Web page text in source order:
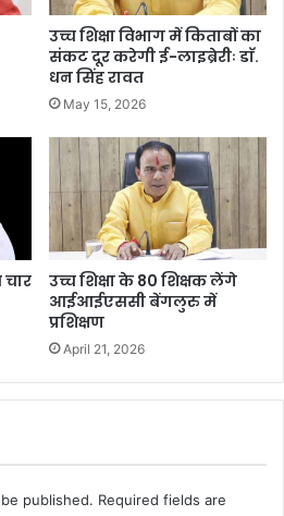
उच्च शिक्षा विभाग में किताबों का
संकट दूर करेगी ई-लाइब्रेरीः डाॅ.
धन सिंह रावत
May 15, 2026
चार
उच्च शिक्षा के 80 शिक्षक लेंगे
आईआईएससी बेंगलुरु में
प्रशिक्षण
April 21, 2026
published. Required fields are